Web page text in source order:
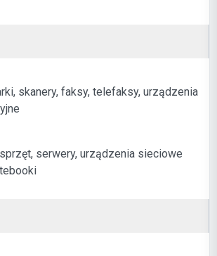
skanery, faksy, telefaksy, urządzenia
serwery, urządzenia sieciowe